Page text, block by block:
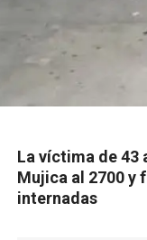
La víctima de 43
Mujica al 2700 y
internadas